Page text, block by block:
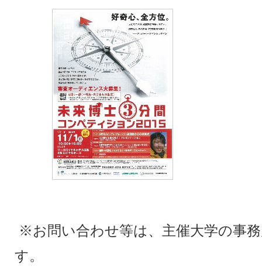
※お問い合わせ等は、主催大学の事
す。